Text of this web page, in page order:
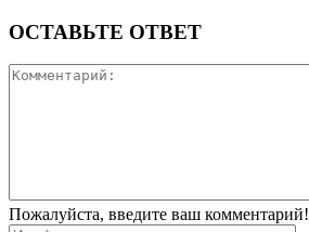
ОСТАВЬТЕ ОТВЕТ
Пожалуйста, введите ваш комментарий!